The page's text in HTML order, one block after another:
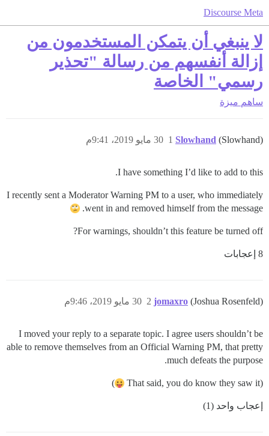
Discourse Meta
لا ينبغي أن يتمكن المستخدمون من
إزالة أنفسهم من رسالة "تحذير
رسمي" الخاصة
ساهم ميزة
Slowhand (Slowhand) 30 مايو 2019، 9:41م 1
I have something I’d like to add to this.
I recently sent a Moderator Warning PM to a user, who immediately
went in and removed himself from the message.
For warnings, shouldn’t this feature be turned off?
8 إعجابات
jomaxro (Joshua Rosenfeld) 30 مايو 2019، 9:46م 2
I moved your reply to a separate topic. I agree users shouldn’t be
able to remove themselves from an Official Warning PM, that pretty
much defeats the purpose.
(That said, you do know they saw it
)
إعجاب واحد (1)